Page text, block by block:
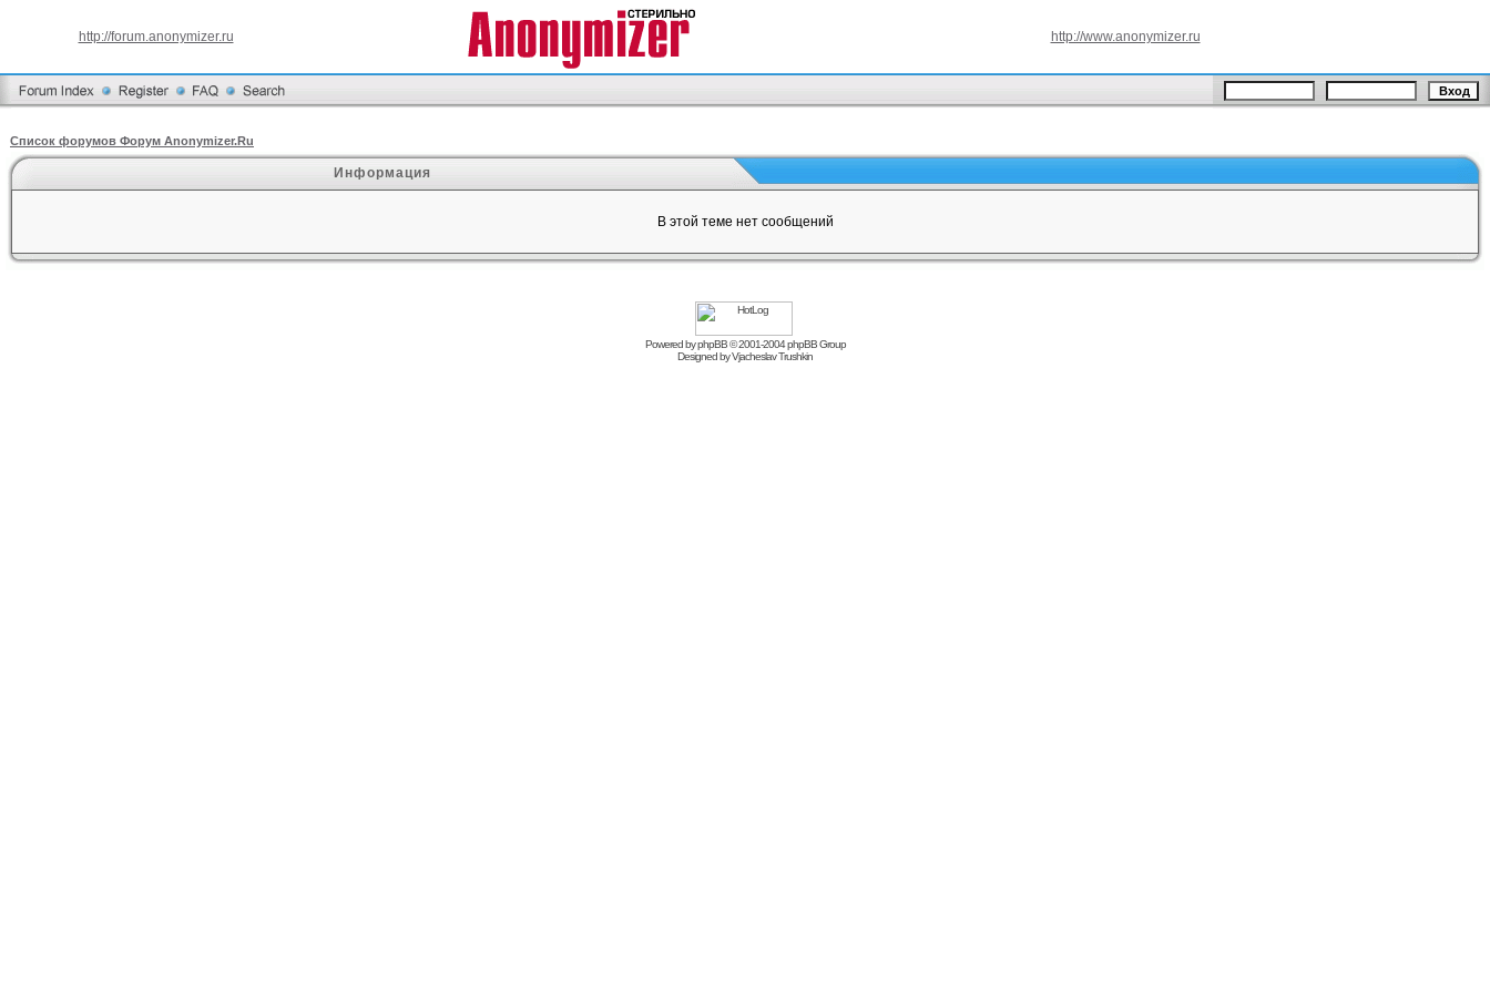
http://forum.anonymizer.ru http://www.anonymizer.ru
Список форумов Форум Anonymizer.Ru
Информация
В этой теме нет сообщений
Powered byphpBB© 2001-2004 phpBB Group
Designed byVjacheslav Trushkin